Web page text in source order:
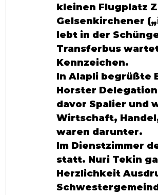
kleinen Flugplatz
Gelsenkirchener
lebt in der
Transferbus
Kennzeichen.
In Alapli begrüßte
Horster
davor Spalier und
Wirtschaft,
waren darunter.
Im Dienstzimmer
statt. Nuri Tekin
Herzlichkeit